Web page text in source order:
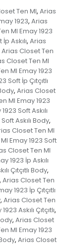
Ten MI, Arias
1923, Arias
MI Emay 1923
Askılı, Arias
Arias Closet Ten
Closet Ten MI
MI Emay 1923
Soft İp Çıtçıtlı
, Arias Closet
MI Emay 1923
Soft Askılı
Askılı Body,
Closet Ten MI
Emay 1923 Soft
Closet Ten MI
1923 İp Askılı
Çıtçıtlı Body,
Arias Closet Ten
1923 İp Çıtçıtlı
, Arias Closet Ten
Askılı Çıtçıtlı,
, Arias Closet
MI Emay 1923
, Arias Closet